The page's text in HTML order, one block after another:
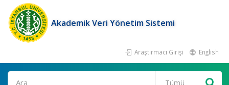
Akademik Veri Yönetim Sistemi
Araştırmacı Girişi English
Ara